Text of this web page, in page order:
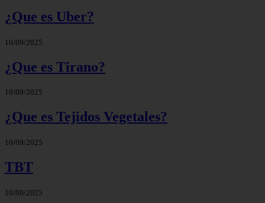
¿Que es Uber?
10/09/2025
¿Que es Tirano?
10/09/2025
¿Que es Tejidos Vegetales?
10/09/2025
TBT
10/09/2025